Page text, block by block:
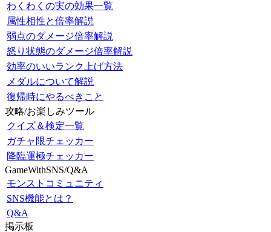
わくわくの実の効果一覧
属性相性と倍率解説
弱点のダメージ倍率解説
怒り状態のダメージ倍率解説
効率のいいランク上げ方法
メダルについて解説
復帰時にやるべきこと
攻略/お楽しみツール
クイズ＆検定一覧
ガチャ限チェッカー
降臨運極チェッカー
GameWithSNS/Q&A
モンストコミュニティ
SNS機能とは？
Q&A
掲示板